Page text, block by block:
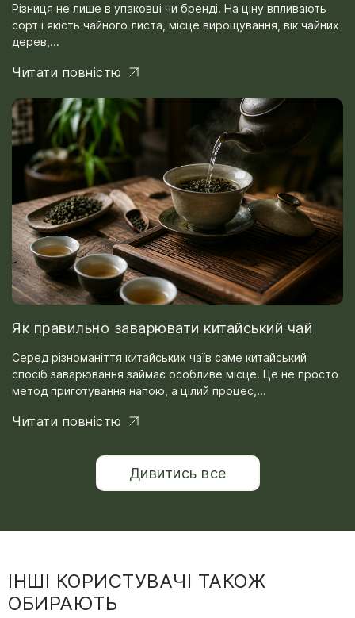
Різниця не лише в упаковці чи бренді. На ціну впливають
сорт і якість чайного листа, місце вирощування, вік чайних
дерев,...
Читати повністю
Як правильно заварювати китайський чай
Серед різноманіття китайських чаїв саме китайський
спосіб заварювання займає особливе місце. Це не просто
метод приготування напою, а цілий процес,...
Читати повністю
Дивитись все
ІНШІ КОРИСТУВАЧІ ТАКОЖ
ОБИРАЮТЬ